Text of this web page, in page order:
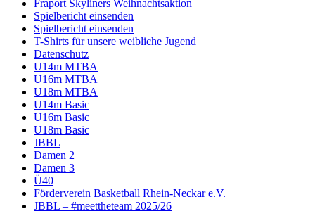
Fraport Skyliners Weihnachtsaktion
Spielbericht einsenden
Spielbericht einsenden
T-Shirts für unsere weibliche Jugend
Datenschutz
U14m MTBA
U16m MTBA
U18m MTBA
U14m Basic
U16m Basic
U18m Basic
JBBL
Damen 2
Damen 3
Ü40
Förderverein Basketball Rhein-Neckar e.V.
JBBL – #meettheteam 2025/26